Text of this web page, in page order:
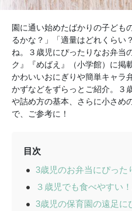
園に通い始めたばかりの子ども
るかな？」「適量はどれくらい
ね。３歳児にぴったりなお弁当
ク』『めばえ』（小学館）に掲
かわいいおにぎりや簡単キャラ
かずなどをずらっとご紹介。３
や詰め方の基本、さらに小さめ
で、ご参考に！
目次
3歳児のお弁当にぴった
３歳児でも食べやすい
3歳児の保育園の遠足に